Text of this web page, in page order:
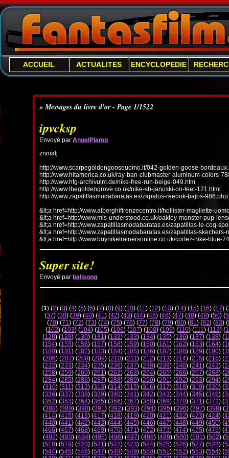
ACCUEIL ACTUALITES ENCYCLOPEDIE
» Messages du livre d'or - Page 1/1522
ipvcksp
Envoyé parAngelPlamp
znnialj
http://www.scarpegoldengooseuomo.it/042-golden-goose-
http://www.hitamerica.co.uk/ray-ban-clubmaster-aluminum-colors-
http://www.hfg-archivulm.de/nike-free-run-beige-049.htm
http://www.thegoldengrove.co.uk/nike-sb-janoski-on-feet-171.html
http://www.zapatillasmodabaratas.es/zapatos-reebok-bajos-986.php
&lt;a href=http://www.alberghifirenzecentro.it/hollister-magliette-
&lt;a href=http://www.mis-understood.co.uk/oakley-monster-pup-
&lt;a href=http://www.zapatillasmodabaratas.es/zapatillas-le-coq-
&lt;a href=http://www.zapatillasmodabaratas.es/zapatillas-
&lt;a href=http://www.buyniketrainersonline.co.uk/cortez-nike-blue-
Super site!
Envoyé par balisong
(1) (2) (3) (4) (5) (6) (7) (8) (9) (10) (11) (12) (13) (14) (15) (16) (17) (
(37) (38) (39) (40) (41) (42) (43) (44) (45) (46) (47) (48) (49) (50) (
(70) (71) (72) (73) (74) (75) (76) (77) (78) (79) (80) (81) (82) (83) (
(102) (103) (104) (105) (106) (107) (108) (109) (110) (111) (112) (
(128) (129) (130) (131) (132) (133) (134) (135) (136) (137) (138) (
(154) (155) (156) (157) (158) (159) (160) (161) (162) (163) (164) (
(180) (181) (182) (183) (184) (185) (186) (187) (188) (189) (190) (
(206) (207) (208) (209) (210) (211) (212) (213) (214) (215) (216) (
(232) (233) (234) (235) (236) (237) (238) (239) (240) (241) (242) (
(258) (259) (260) (261) (262) (263) (264) (265) (266) (267) (268) (
(284) (285) (286) (287) (288) (289) (290) (291) (292) (293) (294) (
(310) (311) (312) (313) (314) (315) (316) (317) (318) (319) (320) (
(336) (337) (338) (339) (340) (341) (342) (343) (344) (345) (346) (
(362) (363) (364) (365) (366) (367) (368) (369) (370) (371) (372) (
(388) (389) (390) (391) (392) (393) (394) (395) (396) (397) (398) (
(414) (415) (416) (417) (418) (419) (420) (421) (422) (423) (424) (
(440) (441) (442) (443) (444) (445) (446) (447) (448) (449) (450) (
(466) (467) (468) (469) (470) (471) (472) (473) (474) (475) (476) (
(492) (493) (494) (495) (496) (497) (498) (499) (500) (501) (502) (
(518) (519) (520) (521) (522) (523) (524) (525) (526) (527) (528) (
(544) (545) (546) (547) (548) (549) (550) (551) (552) (553) (554) (